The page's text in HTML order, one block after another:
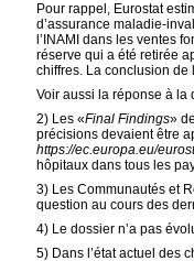
Pour rappel, Eurostat
d’assurance maladie-
l’INAMI dans les ventes
réserve qui a été retirée
chiffres. La conclusion
Voir aussi la réponse à la
2) Les «Final Findings»
précisions devaient être
https://ec.europa.eu/
hôpitaux dans tous les
3) Les Communautés et
question au cours des
4) Le dossier n’a pas
5) Dans l’état actuel des